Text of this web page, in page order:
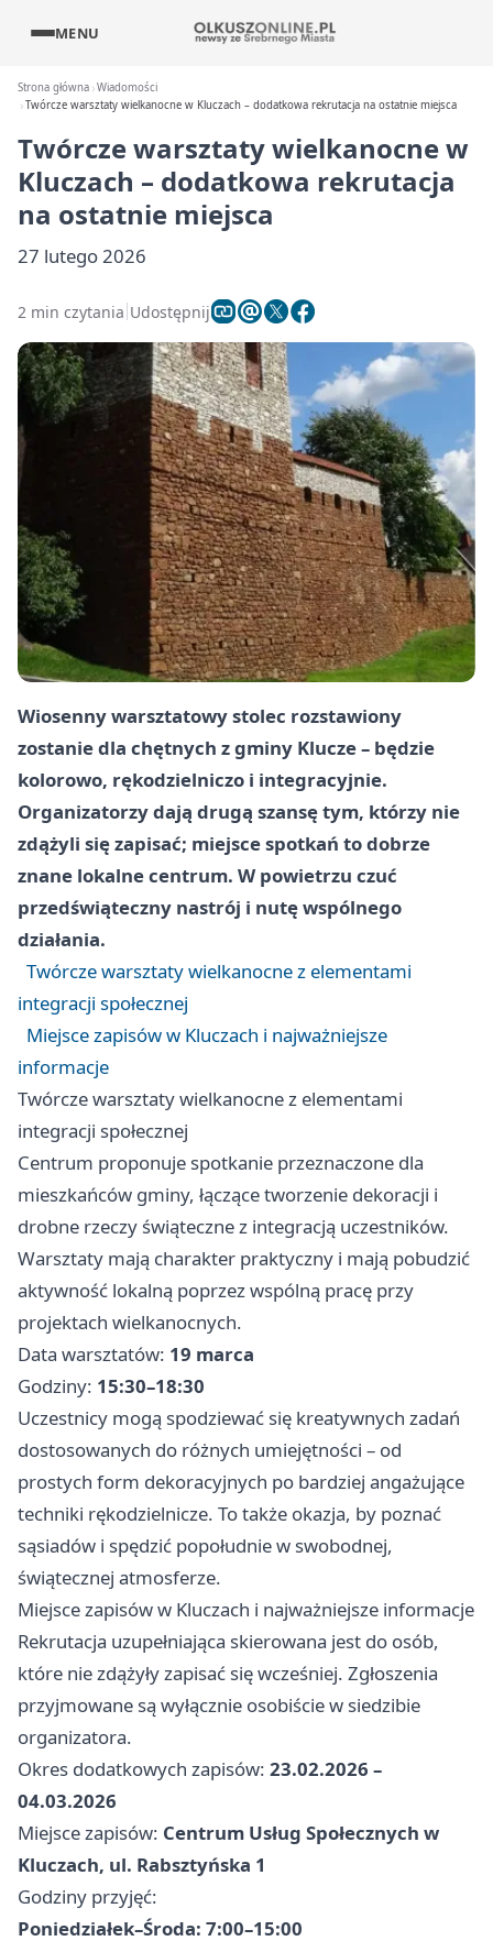
MENU
Strona główna Wiadomości
Twórcze warsztaty wielkanocne w Kluczach – dodatkowa rekrutacja na ostatnie miejsca
Twórcze warsztaty wielkanocne w
Kluczach – dodatkowa rekrutacja
na ostatnie miejsca
27 lutego 2026
2 min czytania Udostępnij
Wiosenny warsztatowy stolec rozstawiony
zostanie dla chętnych z gminy Klucze – będzie
kolorowo, rękodzielniczo i integracyjnie.
Organizatorzy dają drugą szansę tym, którzy nie
zdążyli się zapisać; miejsce spotkań to dobrze
znane lokalne centrum. W powietrzu czuć
przedświąteczny nastrój i nutę wspólnego
działania.
Twórcze warsztaty wielkanocne z elementami
integracji społecznej
Miejsce zapisów w Kluczach i najważniejsze
informacje
Twórcze warsztaty wielkanocne z elementami
integracji społecznej
Centrum proponuje spotkanie przeznaczone dla
mieszkańców gminy, łączące tworzenie dekoracji i
drobne rzeczy świąteczne z integracją uczestników.
Warsztaty mają charakter praktyczny i mają pobudzić
aktywność lokalną poprzez wspólną pracę przy
projektach wielkanocnych.
Data warsztatów: 19 marca
Godziny: 15:30–18:30
Uczestnicy mogą spodziewać się kreatywnych zadań
dostosowanych do różnych umiejętności – od
prostych form dekoracyjnych po bardziej angażujące
techniki rękodzielnicze. To także okazja, by poznać
sąsiadów i spędzić popołudnie w swobodnej,
świątecznej atmosferze.
Miejsce zapisów w Kluczach i najważniejsze informacje
Rekrutacja uzupełniająca skierowana jest do osób,
które nie zdążyły zapisać się wcześniej. Zgłoszenia
przyjmowane są wyłącznie osobiście w siedzibie
organizatora.
Okres dodatkowych zapisów: 23.02.2026 –
04.03.2026
Miejsce zapisów: Centrum Usług Społecznych w
Kluczach, ul. Rabsztyńska 1
Godziny przyjęć:
Poniedziałek–Środa: 7:00–15:00